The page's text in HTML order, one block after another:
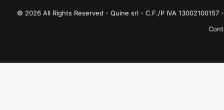
© 2026 All Rights Reserved - Quine srl - C.F./P IVA